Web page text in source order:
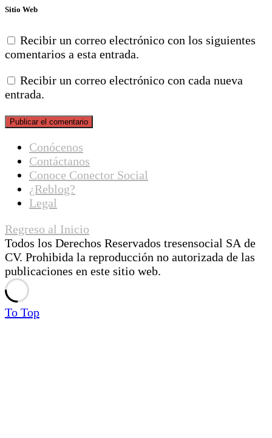
Sitio Web
Recibir un correo electrónico con los siguientes
comentarios a esta entrada.
Recibir un correo electrónico con cada nueva
entrada.
Conócenos
Contáctanos
Conoce Conector Social
¿Reblog?
Legal
Regreso al Inicio
Todos los Derechos Reservados tresensocial SA de
CV. Prohibida la reproducción no autorizada de las
publicaciones en este sitio web.
To Top